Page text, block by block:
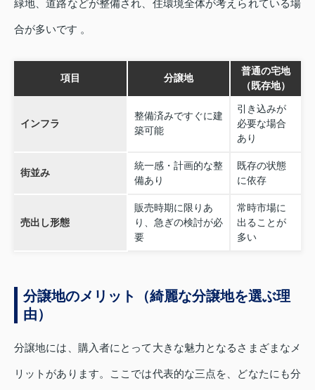
緑地、道路などが整備され、住環境全体が考えられている場
合が多いです 。
項目 分譲地
普通の宅地
（既存地）
インフラ
整備済みですぐに建
築可能
引き込みが
必要な場合
あり
街並み
統一感・計画的な整
備あり
既存の状態
に依存
売出し形態
販売時期に限りあ
り、急ぎの検討が必
要
常時市場に
出ることが
多い
分譲地のメリット（綺麗な分譲地を選ぶ理
由）
分譲地には、購入者にとって大きな魅力となるさまざまなメ
リットがあります。ここでは代表的な三点を、どなたにも分